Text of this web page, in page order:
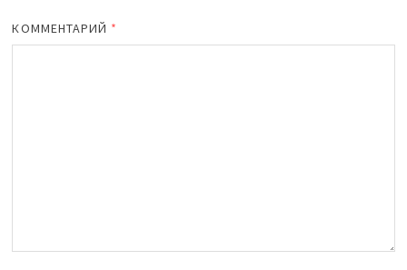
КОММЕНТАРИЙ *